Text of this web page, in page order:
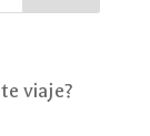
viaje?